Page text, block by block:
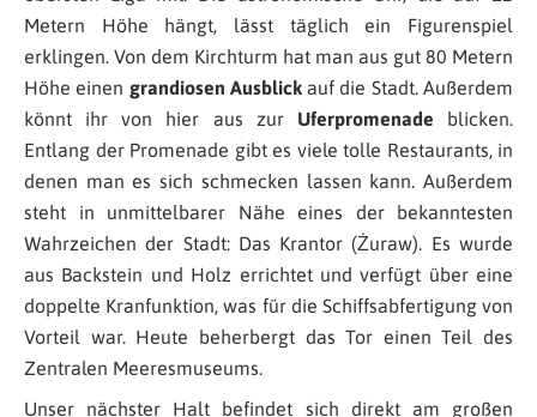
Metern Höhe hängt, lässt täglich ein Figurenspiel
erklingen. Von dem Kirchturm hat man aus gut 80 Metern
Höhe einen grandiosen Ausblickauf die Stadt. Außerdem
könnt ihr von hier aus zur Uferpromenade blicken.
Entlang der Promenade gibt es viele tolle Restaurants, in
denen man es sich schmecken lassen kann. Außerdem
steht in unmittelbarer Nähe eines der bekanntesten
Wahrzeichen der Stadt: Das Krantor (Żuraw). Es wurde
aus Backstein und Holz errichtet und verfügt über eine
doppelte Kranfunktion, was für die Schiffsabfertigung von
Vorteil war. Heute beherbergt das Tor einen Teil des
Zentralen Meeresmuseums.
Unser nächster Halt befindet sich direkt am großen